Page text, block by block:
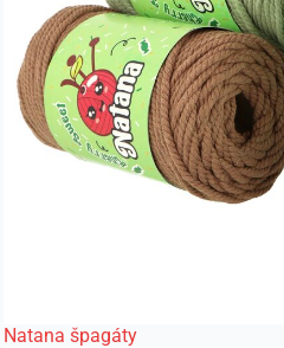
Natana špagáty